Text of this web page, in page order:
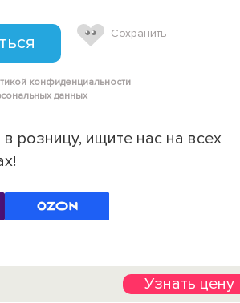
Сохранить
конфиденциальности
данных
розницу, ищите нас на всех
Узнать цену